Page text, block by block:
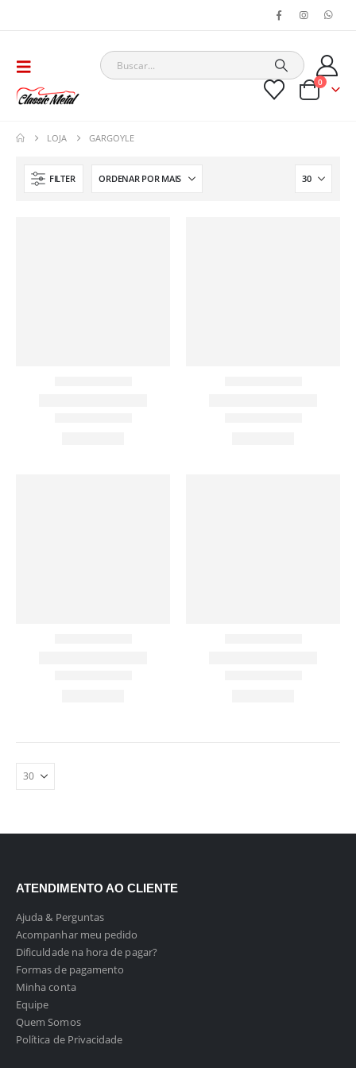
0
LOJA GARGOYLE
FILTER
ATENDIMENTO AO CLIENTE
Ajuda & Perguntas
Acompanhar meu pedido
Dificuldade na hora de pagar?
Formas de pagamento
Minha conta
Equipe
Quem Somos
Política de Privacidade